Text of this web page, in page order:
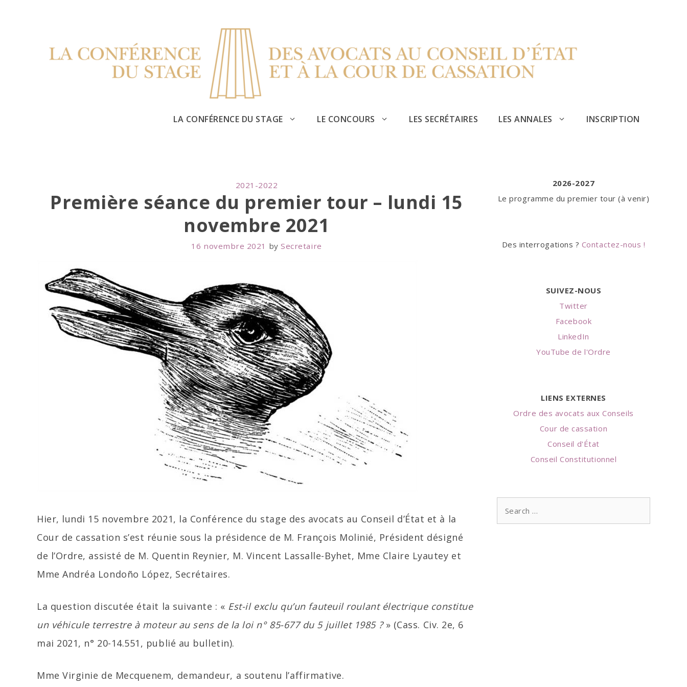
LA CONFÉRENCE DU STAGE LE CONCOURS LES SECRÉTAIRES LES ANNALES INSCRIPTION
CATEGORIES
2021-2022
Première séance du premier tour – lundi 15
novembre 2021
16 novembre 2021 bySecretaire
Hier, lundi 15 novembre 2021, la Conférence du stage des avocats au Conseil d’État et à la
Cour de cassation s’est réunie sous la présidence de M. François Molinié, Président désigné
de l’Ordre, assisté de M. Quentin Reynier, M. Vincent Lassalle-Byhet, Mme Claire Lyautey et
Mme Andréa Londoño López, Secrétaires.
La question discutée était la suivante : « Est-il exclu qu’un fauteuil roulant électrique constitue
un véhicule terrestre à moteur au sens de la loi n° 85-677 du 5 juillet 1985 ?» (Cass. Civ. 2e, 6
mai 2021, n° 20-14.551, publié au bulletin).
Mme Virginie de Mecquenem, demandeur, a soutenu l’affirmative.
2026-2027
Le programme du premier tour (à venir)
Des interrogations ? Contactez-nous !
SUIVEZ-NOUS
Twitter
Facebook
LinkedIn
YouTube de l'Ordre
LIENS EXTERNES
Ordre des avocats aux Conseils
Cour de cassation
Conseil d'État
Conseil Constitutionnel